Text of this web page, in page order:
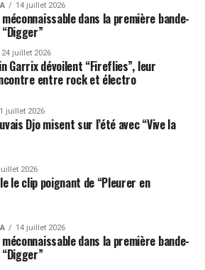
14 juillet 2026
dans la première bande-
24 juillet 2026
Garrix dévoilent “Fireflies”, leur
entre rock et électro
juillet 2026
Djo misent sur l’été avec “Vive la
2026
le clip poignant de “Pleurer en
14 juillet 2026
dans la première bande-